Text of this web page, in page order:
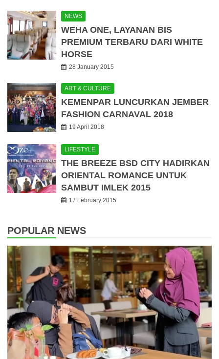
NEWS
WEHA ONE, LAYANAN BIS
PREMIUM TERBARU DARI WHITE
HORSE
28 January 2015
ART & CULTURE
KEMENPAR LUNCURKAN JEMBER
FASHION CARNAVAL 2018
19 April 2018
LIFESTYLE
THE BREEZE BSD CITY HADIRKAN
ORIENTAL ROMANCE UNTUK
SAMBUT IMLEK 2015
17 February 2015
POPULAR NEWS